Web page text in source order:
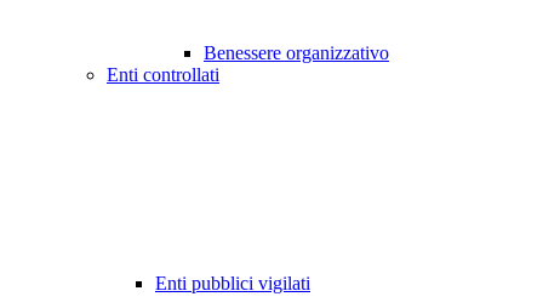
Benessere organizzativo
Enti controllati
Enti pubblici vigilati